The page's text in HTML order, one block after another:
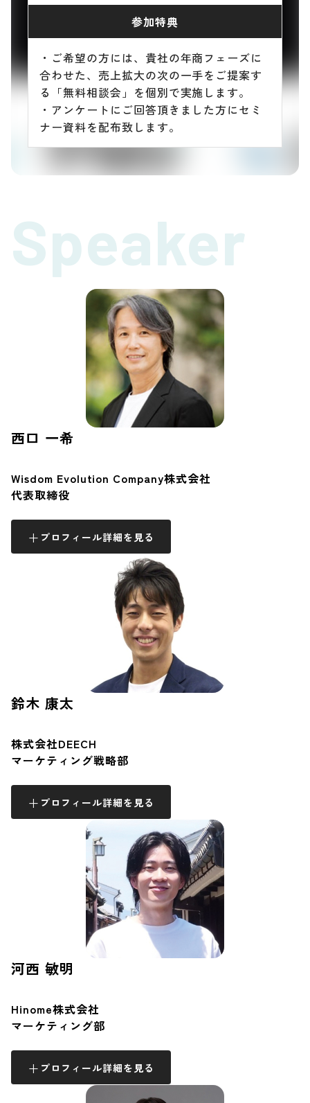
参加特典
・ご希望の方には、貴社の年商フェーズに
合わせた、売上拡大の次の一手をご提案す
る「無料相談会」を個別で実施します。
・アンケートにご回答頂きました方にセミ
ナー資料を配布致します。
Speaker
西口 一希
Wisdom Evolution Company株式会社
代表取締役
プロフィール詳細を見る
鈴木 康太
株式会社DEECH
マーケティング戦略部
プロフィール詳細を見る
河西 敏明
Hinome株式会社
マーケティング部
プロフィール詳細を見る